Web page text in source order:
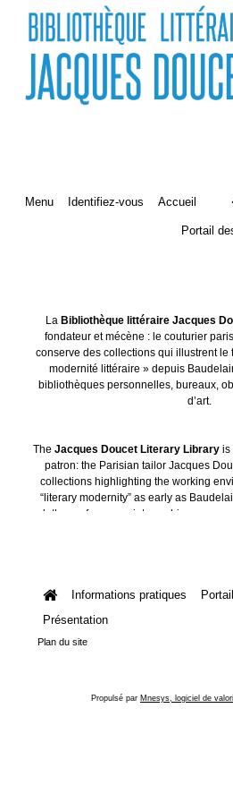
Menu Identifiez-vous Accueil
Portail
La Bibliothèque littéraire Jacques
fondateur et mécène : le couturier
conserve des collections qui illustrent le
modernité littéraire » depuis
bibliothèques personnelles, bureaux,
d’art.
TheJacques Doucet Literary Library is
patron: the Parisian tailor Jacques
collections highlighting the working
“literary modernity” as early as
plethora of manuscripts, archives,
Informations pratiques
Présentation
Plan du site
Propulsé par Mnesys, logiciel de